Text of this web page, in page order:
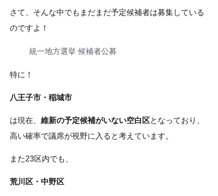
さて、そんな中でもまだまだ予定候補者は募集している
のですよ！
統一地方選挙 候補者公募
特に！
八王子市・稲城市
は現在、 維新の予定候補がいない空白区となっており、
高い確率で議席が視野に入ると考えています。
また23区内でも、
荒川区・中野区